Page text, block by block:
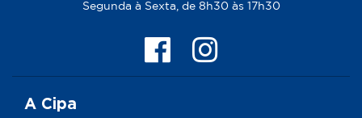
Segunda à Sexta, de 8h30 às 17h30
A Cipa